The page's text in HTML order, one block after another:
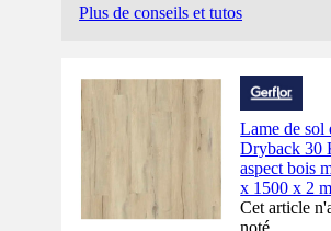
Plus de conseils et tutos
Lame de sol
Dryback 30
aspect bois
x 1500 x 2
Cet article
noté.